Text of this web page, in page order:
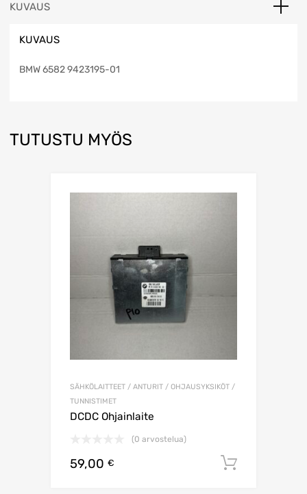
KUVAUS
KUVAUS
BMW 6582 9423195-01
TUTUSTU MYÖS
SÄHKÖLAITTEET / ANTURIT / OHJAUSYKSIKÖT /
TUNNISTIMET
DCDC Ohjainlaite
(0 arvostelua)
59,00 €